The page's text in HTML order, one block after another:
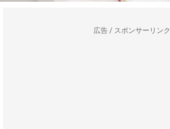
広告 / スポンサーリンク